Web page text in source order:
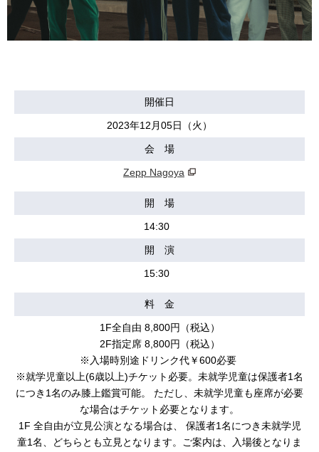
開催日
2023年12月05日（火）
会 場
Zepp Nagoya
開 場
14:30
開 演
15:30
料 金
1F全自由 8,800円（税込）
2F指定席 8,800円（税込）
※入場時別途ドリンク代￥600必要
※就学児童以上(6歳以上)チケット必要。未就学児童は保護者1名
につき1名のみ膝上鑑賞可能。
ただし、未就学児童も座席が必要
な場合はチケット必要となります。
1F 全自由が立見公演となる場合は、 保護者1名につき未就学児
童1名、どちらとも立見となります。ご案内は、入場後となりま